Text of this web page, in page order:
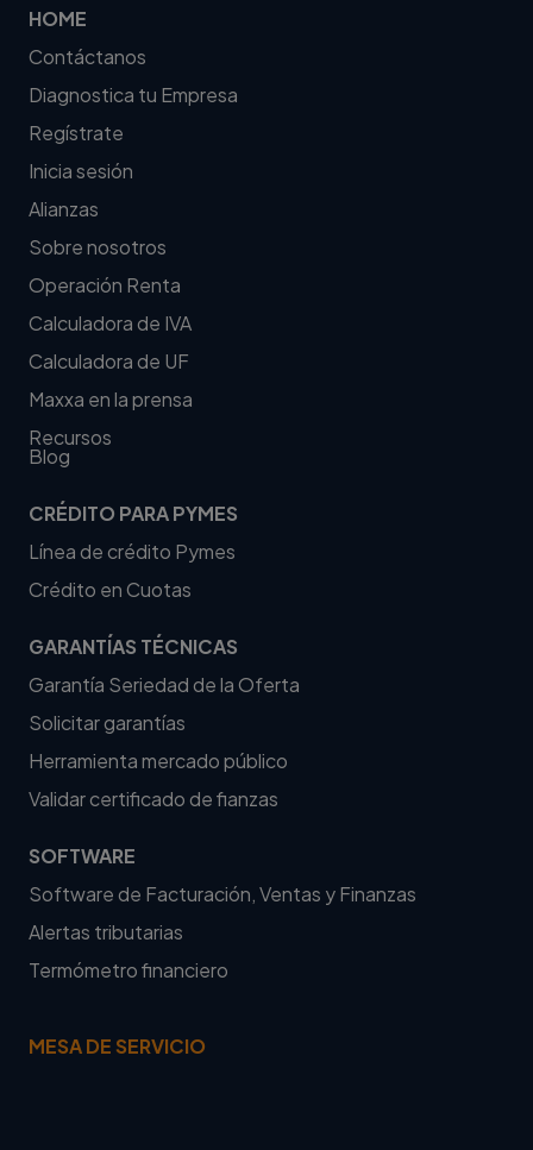
HOME
Contáctanos
Diagnostica tu Empresa
Regístrate
Inicia sesión
Alianzas
Sobre nosotros
Operación Renta
Calculadora de IVA
Calculadora de UF
Maxxa en la prensa
Recursos
Blog
CRÉDITO PARA PYMES
Línea de crédito Pymes
Crédito en Cuotas
GARANTÍAS TÉCNICAS
Garantía Seriedad de la Oferta
Solicitar garantías
Herramienta mercado público
Validar certificado de fianzas
SOFTWARE
Software de Facturación, Ventas y Finanzas
Alertas tributarias
Termómetro financiero
MESA DE SERVICIO